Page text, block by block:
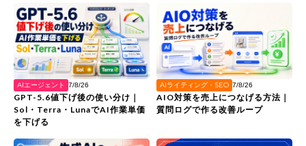
AIエージェント 7/8/26
GPT-5.6値下げ後の使い分け｜
Sol・Terra・LunaでAI作業単価
を下げる
AIライティング・SEO 7/8/26
AIO対策を売上につなげる方法｜
質問ログで作る改善ループ